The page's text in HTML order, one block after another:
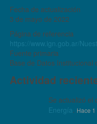
Fecha de actualización
3 de mayo de 2022
Página de referencia
https://www.ign.gob.ar/
Fuente primaria
Base de Datos Institucional
Actividad
Se actualizó el
Energía. Hace 1